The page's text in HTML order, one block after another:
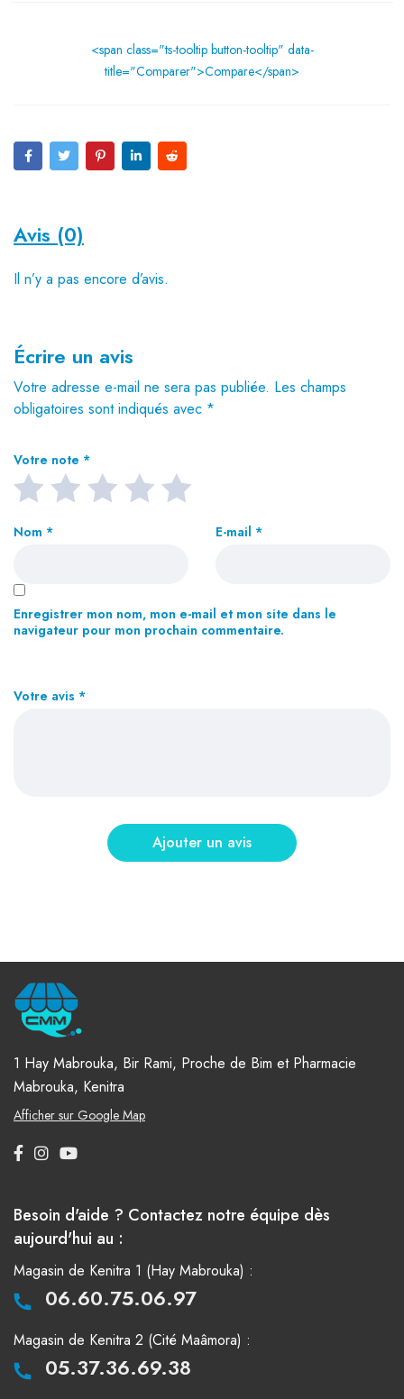
<span class="ts-tooltip button-tooltip" data-
title="Comparer">Compare</span>
Avis (0)
Il n’y a pas encore d’avis.
Écrire un avis
Votre adresse e-mail ne sera pas publiée. Les champs
obligatoires sont indiqués avec *
Votre note *
Votre avis *
Nom * E-mail *
Enregistrer mon nom, mon e-mail et mon site dans le
navigateur pour mon prochain commentaire.
1 Hay Mabrouka, Bir Rami, Proche de Bim et Pharmacie
Mabrouka, Kenitra
Afficher sur Google Map
Besoin d'aide ? Contactez notre équipe dès
aujourd'hui au :
Magasin de Kenitra 1 (Hay Mabrouka) :
06.60.75.06.97
Magasin de Kenitra 2 (Cité Maâmora) :
05.37.36.69.38